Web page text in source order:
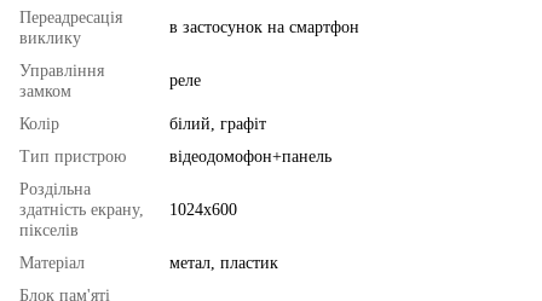
Переадресація
виклику
в застосунок на смартфон
Управління
замком
реле
Колір
білий, графіт
Тип пристрою
відеодомофон+панель
Роздільна
здатність екрану,
пікселів
1024x600
Матеріал
метал, пластик
Блок пам'яті